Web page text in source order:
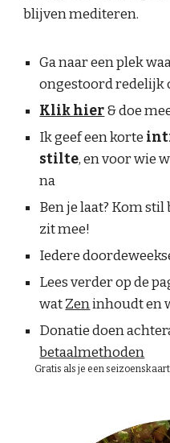
blijven mediteren.
Ga naar een plek
ongestoord
Klik hier& doe
Ik geef een korte
stilte, en voor wie
na
Ben je laat? Kom
zit mee!
Iedere
Lees verder op de
watZeninhoudt en
Donatie doen
betaalmethoden
Gratis als je een